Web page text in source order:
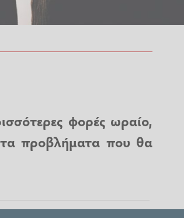
φορές ωραίο,
τα προβλήματα που θα